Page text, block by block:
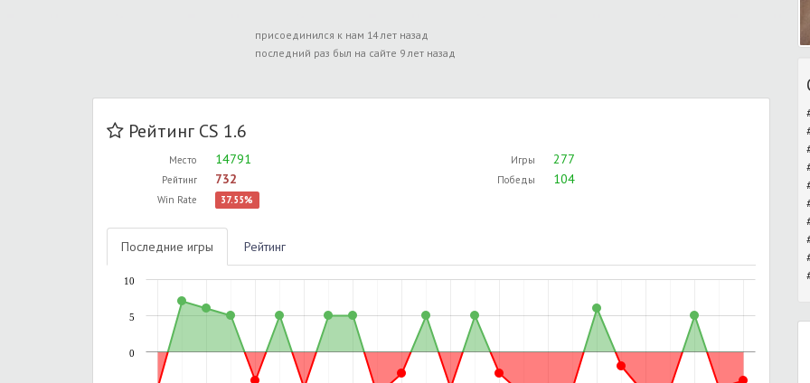
присоединился к нам 14 лет назад
последний раз был на сайте 9 лет назад
Рейтинг CS 1.6
Место 14791
Рейтинг 732
Win Rate 37.55%
Игры 277
Победы 104
Последние игры Рейтинг
0
5
10